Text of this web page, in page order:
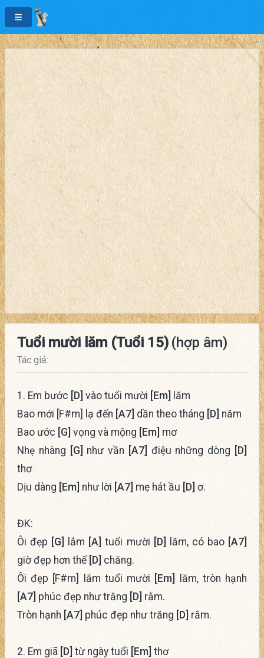
Tuổi mười lăm (Tuổi 15) (hợp âm)
Tác giả:
1. Em bước [D] vào tuổi mười [Em]
lăm
Bao mới [F#m] lạ đến [A7] dần theo tháng [D] năm
Bao ước [G] vọng và mộng [Em] mơ
Nhẹ nhàng
[G] như vần [A7] điệu những dòng
[D]
thơ
Dịu dàng
[Em] như lời [A7] mẹ hát ầu [D] ơ.
ĐK:
Ôi đẹp
[G] lắm [A] tuổi mười [D] lăm, có bao [A7]
giờ đẹp hơn thế [D] chăng.
Ôi đẹp [F#m] lắm tuổi mười
[Em]
lăm, tròn hạnh
[A7] phúc đẹp như trăng [D] rằm.
Tròn hạnh [A7] phúc đẹp như trăng [D] rằm.
2. Em giã [D] từ ngày tuổi [Em] thơ